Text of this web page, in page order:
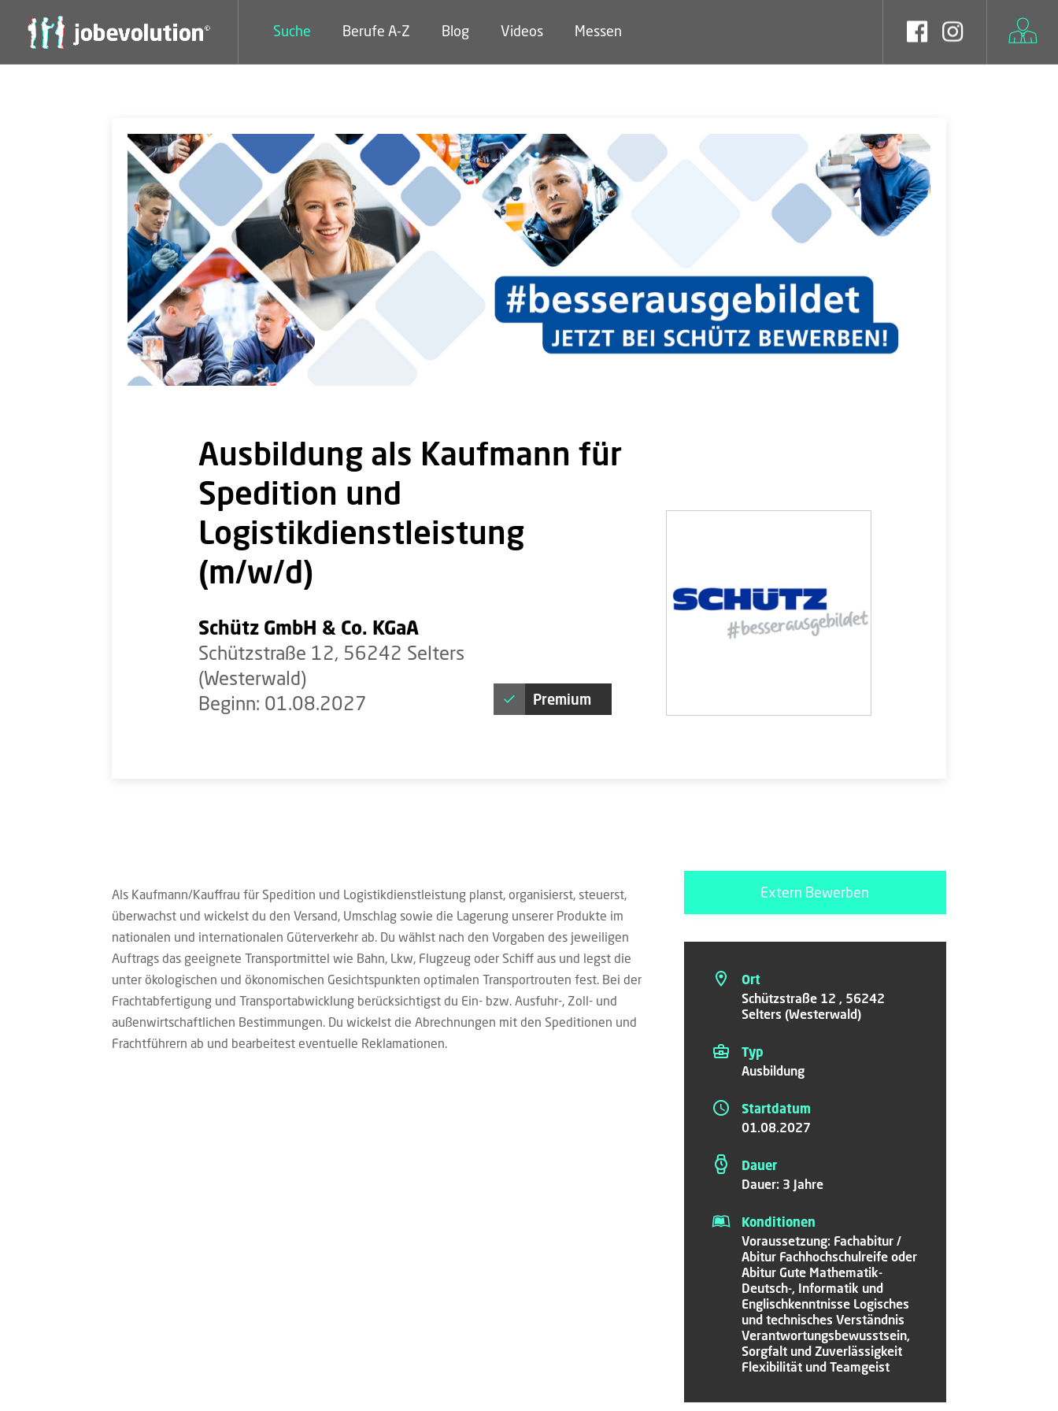
Suche Berufe A-Z Blog Videos Messen
Ausbildung als Kaufmann für
Spedition und
Logistikdienstleistung
(m/w/d)
Schütz GmbH & Co. KGaA
Schützstraße 12, 56242 Selters
(Westerwald)
Beginn: 01.08.2027
Premium
Als Kaufmann/Kauffrau für Spedition und Logistikdienstleistung planst, organisierst, steuerst,
überwachst und wickelst du den Versand, Umschlag sowie die Lagerung unserer Produkte im
nationalen und internationalen Güterverkehr ab. Du wählst nach den Vorgaben des jeweiligen
Auftrags das geeignete Transportmittel wie Bahn, Lkw, Flugzeug oder Schiff aus und legst die
unter ökologischen und ökonomischen Gesichtspunkten optimalen Transportrouten fest. Bei der
Frachtabfertigung und Transportabwicklung berücksichtigst du Ein- bzw. Ausfuhr-, Zoll- und
außenwirtschaftlichen Bestimmungen. Du wickelst die Abrechnungen mit den Speditionen und
Frachtführern ab und bearbeitest eventuelle Reklamationen.
Extern Bewerben
Ort
Schützstraße 12 , 56242
Selters (Westerwald)
Typ
Ausbildung
Startdatum
01.08.2027
Dauer
Dauer: 3 Jahre
Konditionen
Voraussetzung: Fachabitur /
Abitur Fachhochschulreife oder
Abitur Gute Mathematik-
Deutsch-, Informatik und
Englischkenntnisse Logisches
und technisches Verständnis
Verantwortungsbewusstsein,
Sorgfalt und Zuverlässigkeit
Flexibilität und Teamgeist